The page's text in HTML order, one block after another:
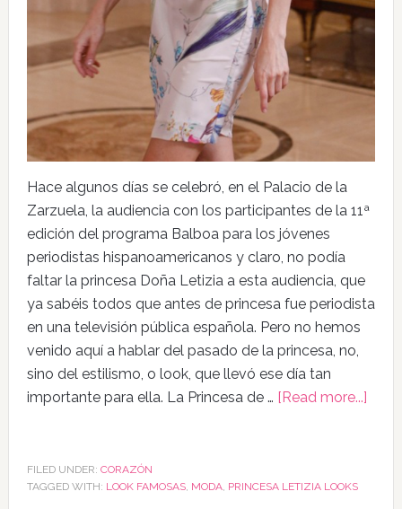
Hace algunos días se celebró, en el Palacio de la
Zarzuela, la audiencia con los participantes de la 11ª
edición del programa Balboa para los jóvenes
periodistas hispanoamericanos y claro, no podía
faltar la princesa Doña Letizia a esta audiencia, que
ya sabéis todos que antes de princesa fue periodista
en una televisión pública española. Pero no hemos
venido aquí a hablar del pasado de la princesa, no,
sino del estilismo, o look, que llevó ese día tan
importante para ella. La Princesa de … [Read more...]
FILED UNDER: CORAZÓN
TAGGED WITH: LOOK FAMOSAS, MODA, PRINCESA LETIZIA LOOKS